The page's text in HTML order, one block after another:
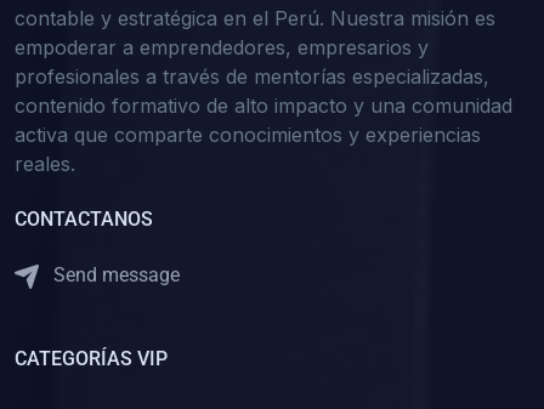
contable y estratégica en el Perú. Nuestra misión es
empoderar a emprendedores, empresarios y
profesionales a través de mentorías especializadas,
contenido formativo de alto impacto y una comunidad
activa que comparte conocimientos y experiencias
reales.
CONTACTANOS
Send message
CATEGORÍAS VIP